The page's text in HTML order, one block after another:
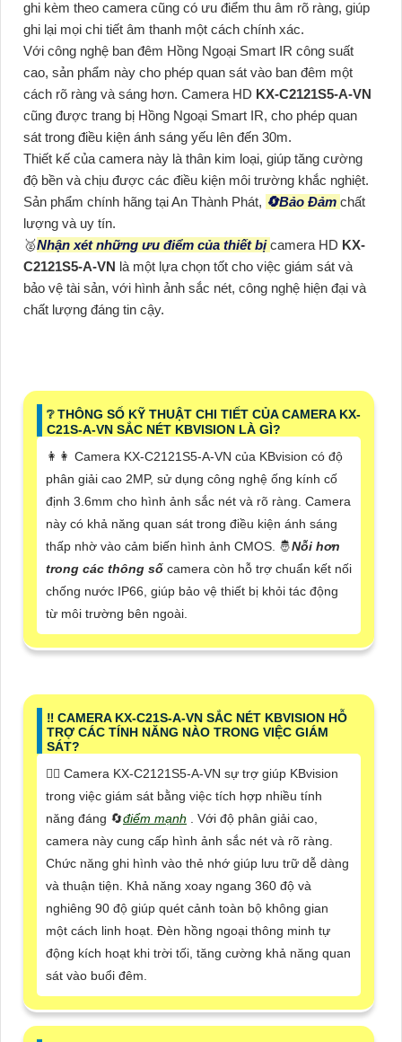
ghi kèm theo camera cũng có ưu điểm thu âm rõ ràng, giúp
ghi lại mọi chi tiết âm thanh một cách chính xác.
Với công nghệ ban đêm Hồng Ngoại Smart IR công suất
cao, sản phẩm này cho phép quan sát vào ban đêm một
cách rõ ràng và sáng hơn. Camera HD KX-C2121S5-A-VN
cũng được trang bị Hồng Ngoại Smart IR, cho phép quan
sát trong điều kiện ánh sáng yếu lên đến 30m.
Thiết kế của camera này là thân kim loại, giúp tăng cường
độ bền và chịu được các điều kiện môi trường khắc nghiệt.
Sản phẩm chính hãng tại An Thành Phát, 🔄Bảo Đảm chất
lượng và uy tín.
️🥈Nhận xét những ưu điểm của thiết bịcamera HD KX-
C2121S5-A-VN là một lựa chọn tốt cho việc giám sát và
bảo vệ tài sản, với hình ảnh sắc nét, công nghệ hiện đại và
chất lượng đáng tin cậy.
❔ THÔNG SỐ KỸ THUẬT CHI TIẾT CỦA CAMERA KX-
C21S-A-VN SẮC NÉT KBVISION LÀ GÌ?
️👩‍👩 Camera KX-C2121S5-A-VN của KBvision có độ
phân giải cao 2MP, sử dụng công nghệ ống kính cố
định 3.6mm cho hình ảnh sắc nét và rõ ràng. Camera
này có khả năng quan sát trong điều kiện ánh sáng
thấp nhờ vào cảm biến hình ảnh CMOS. 🤴Nỗi hơn
trong các thông số camera còn hỗ trợ chuẩn kết nối
chống nước IP66, giúp bảo vệ thiết bị khỏi tác động
từ môi trường bên ngoài.
‼️ CAMERA KX-C21S-A-VN SẮC NÉT KBVISION HỖ
TRỢ CÁC TÍNH NĂNG NÀO TRONG VIỆC GIÁM
SÁT?
❤️‍💋‍ Camera KX-C2121S5-A-VN sự trợ giúp KBvision
trong việc giám sát bằng việc tích hợp nhiều tính
năng đáng 🔄điểm mạnh . Với độ phân giải cao,
camera này cung cấp hình ảnh sắc nét và rõ ràng.
Chức năng ghi hình vào thẻ nhớ giúp lưu trữ dễ dàng
và thuận tiện. Khả năng xoay ngang 360 độ và
nghiêng 90 độ giúp quét cảnh toàn bộ không gian
một cách linh hoạt. Đèn hồng ngoại thông minh tự
động kích hoạt khi trời tối, tăng cường khả năng quan
sát vào buổi đêm.